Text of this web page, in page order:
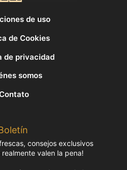
de uso
de Cookies
de privacidad
somos
consejos exclusivos
valen la pena!